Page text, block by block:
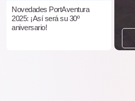
Novedades PortAventura
2025: ¡Así será su 30º
aniversario!